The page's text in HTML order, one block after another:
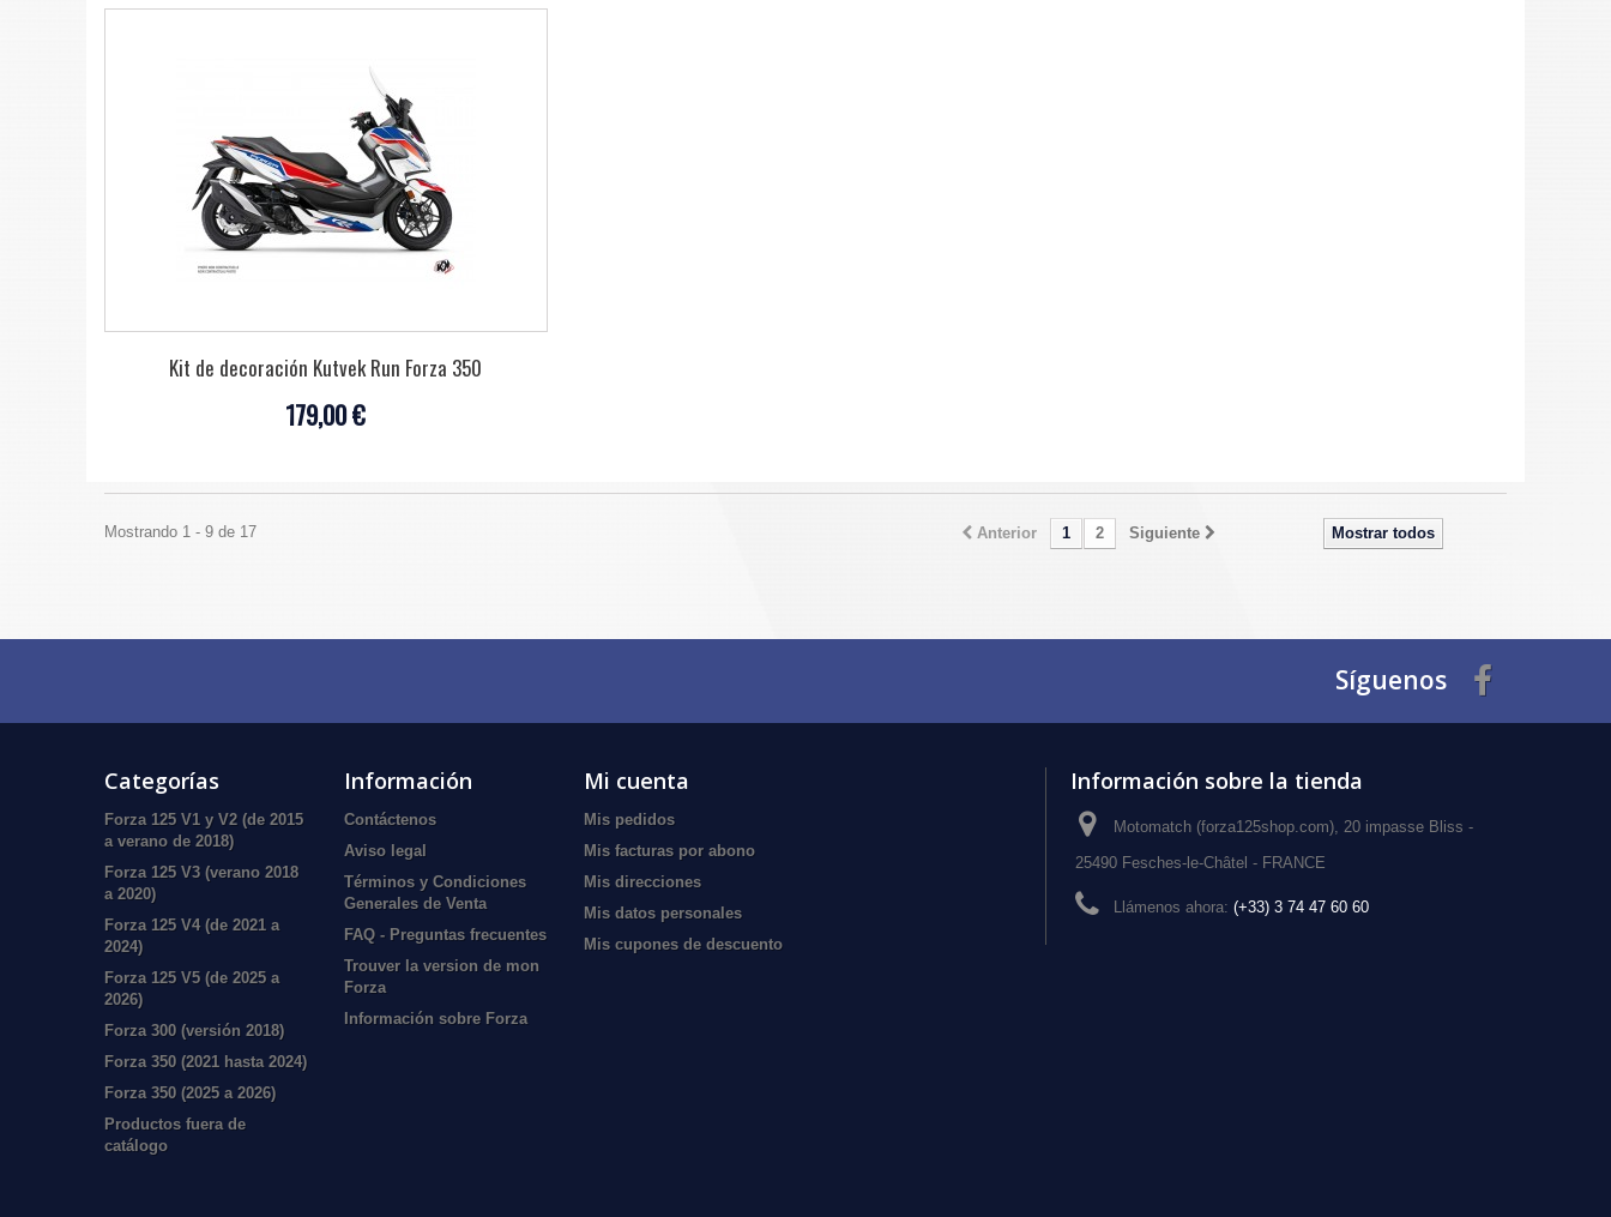
Kit de decoración Kutvek Run Forza 350
179,00 €
Mostrar todos
Anterior 1 2 Siguiente
Mostrando 1 - 9 de 17
Síguenos
Categorías
Forza 125 V1 y V2 (de 2015
a verano de 2018)
Forza 125 V3 (verano 2018
a 2020)
Forza 125 V4 (de 2021 a
2024)
Forza 125 V5 (de 2025 a
2026)
Forza 300 (versión 2018)
Forza 350 (2021 hasta 2024)
Forza 350 (2025 a 2026)
Productos fuera de
catálogo
Información
Contáctenos
Aviso legal
Términos y Condiciones
Generales de Venta
FAQ - Preguntas frecuentes
Trouver la version de mon
Forza
Información sobre Forza
Mi cuenta
Mis pedidos
Mis facturas por abono
Mis direcciones
Mis datos personales
Mis cupones de descuento
Información sobre la tienda
Motomatch (forza125shop.com), 20 impasse Bliss -
25490 Fesches-le-Châtel - FRANCE
Llámenos ahora: (+33) 3 74 47 60 60